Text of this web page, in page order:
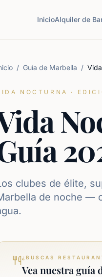
InicioAlquiler de
/ Guía de Marbella /
NOCTURNA ·
clubes de élite,
de noche —
¿BUSCAS
Vea nuestra guía